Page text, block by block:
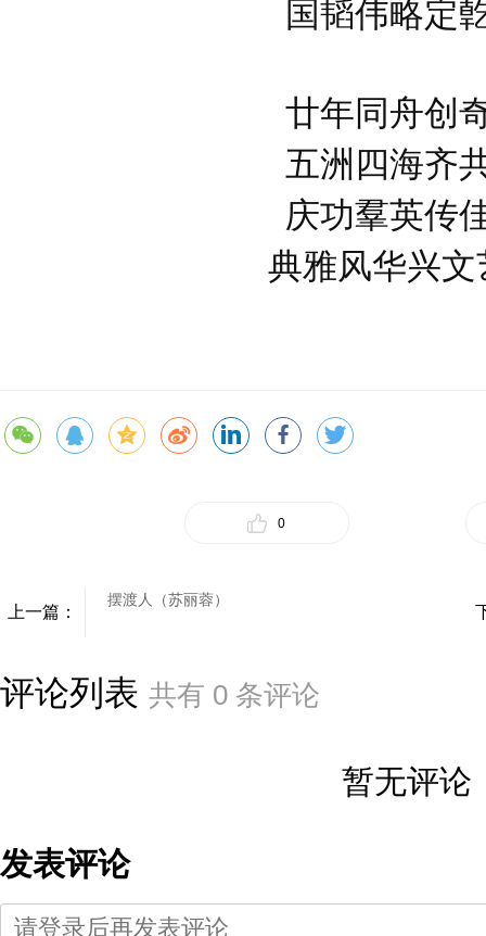
国韬伟略定
廿年同舟创
五洲四海齐
庆功羣英传
典雅风华兴文
0
上一篇：
摆渡人（苏丽蓉）
评论列表 共有 0 条评论
暂无评论
发表评论